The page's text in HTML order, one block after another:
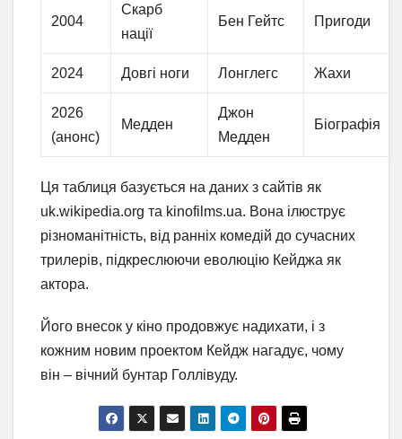
2004
Скарб
нації
Бен Гейтс Пригоди
2024 Довгі ноги Лонглегс Жахи
2026
(анонс)
Медден
Джон
Медден
Біографія
Ця таблиця базується на даних з сайтів як
uk.wikipedia.org та kinofilms.ua. Вона ілюструє
різноманітність, від ранніх комедій до сучасних
трилерів, підкреслюючи еволюцію Кейджа як
актора.
Його внесок у кіно продовжує надихати, і з
кожним новим проектом Кейдж нагадує, чому
він – вічний бунтар Голлівуду.